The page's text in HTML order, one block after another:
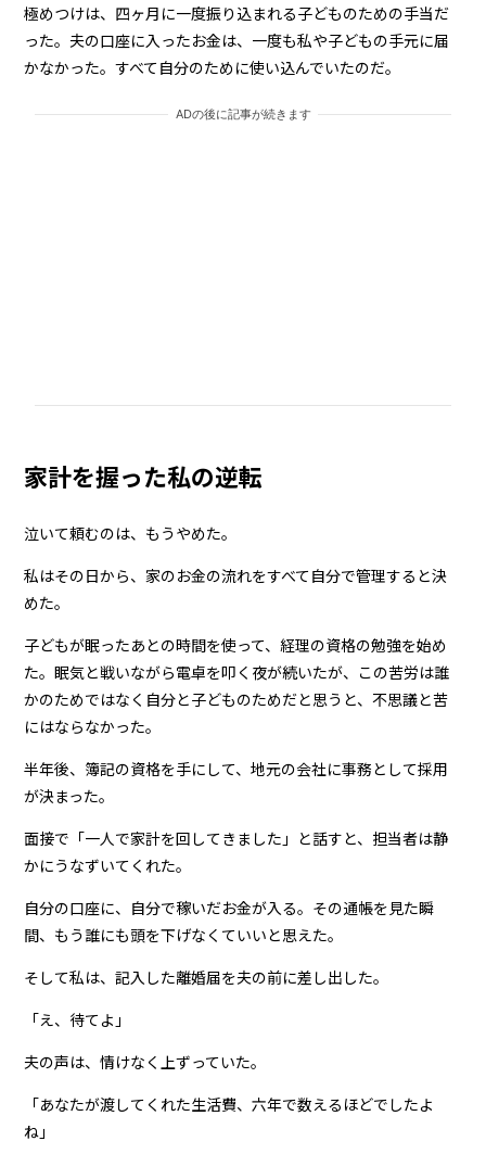
極めつけは、四ヶ月に一度振り込まれる子どものための手当だ
った。夫の口座に入ったお金は、一度も私や子どもの手元に届
かなかった。すべて自分のために使い込んでいたのだ。
ADの後に記事が続きます
家計を握った私の逆転
泣いて頼むのは、もうやめた。
私はその日から、家のお金の流れをすべて自分で管理すると決
めた。
子どもが眠ったあとの時間を使って、経理の資格の勉強を始め
た。眠気と戦いながら電卓を叩く夜が続いたが、この苦労は誰
かのためではなく自分と子どものためだと思うと、不思議と苦
にはならなかった。
半年後、簿記の資格を手にして、地元の会社に事務として採用
が決まった。
面接で「一人で家計を回してきました」と話すと、担当者は静
かにうなずいてくれた。
自分の口座に、自分で稼いだお金が入る。その通帳を見た瞬
間、もう誰にも頭を下げなくていいと思えた。
そして私は、記入した離婚届を夫の前に差し出した。
「え、待てよ」
夫の声は、情けなく上ずっていた。
「あなたが渡してくれた生活費、六年で数えるほどでしたよ
ね」